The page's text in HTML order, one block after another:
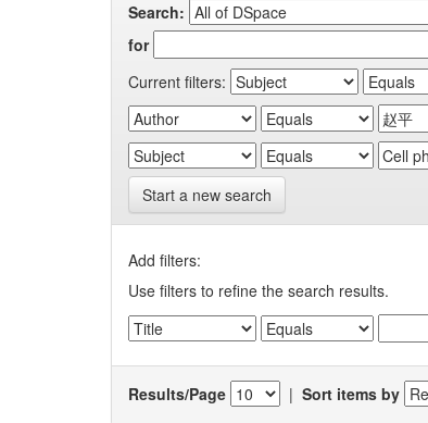
Search:
for
Current filters:
Start a new search
Add filters:
Use filters to refine the search results.
Results/Page | Sort items by